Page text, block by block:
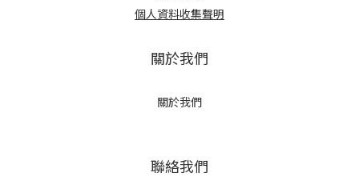
個人資料收集聲明
關於我們
關於我們
聯絡我們